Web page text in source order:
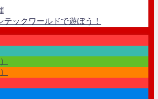
ックワールドで遊ぼう！